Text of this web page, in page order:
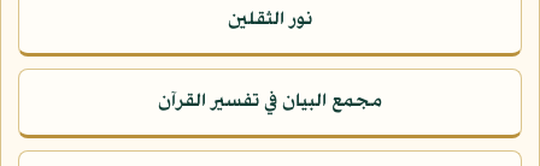
نور الثقلين
مجمع البيان في تفسير القرآن